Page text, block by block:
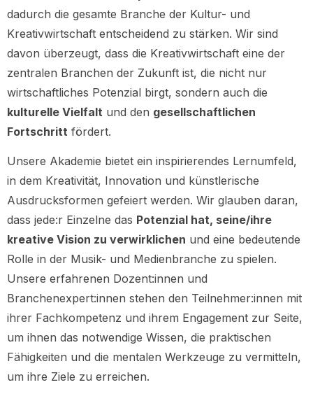
dadurch die gesamte Branche der Kultur- und
Kreativwirtschaft entscheidend zu stärken. Wir sind
davon überzeugt, dass die Kreativwirtschaft eine der
zentralen Branchen der Zukunft ist, die nicht nur
wirtschaftliches Potenzial birgt, sondern auch die
kulturelle Vielfalt und den gesellschaftlichen
Fortschritt fördert.
Unsere Akademie bietet ein inspirierendes Lernumfeld,
in dem Kreativität, Innovation und künstlerische
Ausdrucksformen gefeiert werden. Wir glauben daran,
dass jede:r Einzelne das Potenzial hat, seine/ihre
kreative Vision zu verwirklichen und eine bedeutende
Rolle in der Musik- und Medienbranche zu spielen.
Unsere erfahrenen Dozent:innen und
Branchenexpert:innen stehen den Teilnehmer:innen mit
ihrer Fachkompetenz und ihrem Engagement zur Seite,
um ihnen das notwendige Wissen, die praktischen
Fähigkeiten und die mentalen Werkzeuge zu vermitteln,
um ihre Ziele zu erreichen.